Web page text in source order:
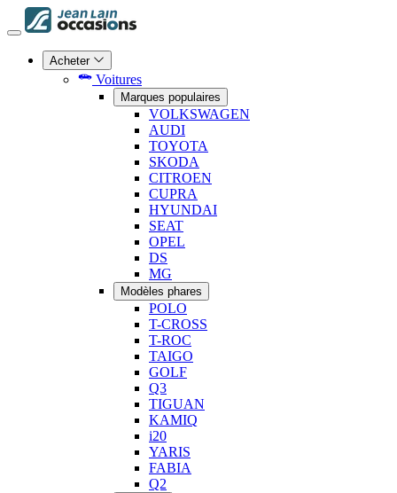
Acheter
Voitures
Marques populaires
VOLKSWAGEN
AUDI
TOYOTA
SKODA
CITROEN
CUPRA
HYUNDAI
SEAT
OPEL
DS
MG
Modèles phares
POLO
T-CROSS
T-ROC
TAIGO
GOLF
Q3
TIGUAN
KAMIQ
i20
YARIS
FABIA
Q2